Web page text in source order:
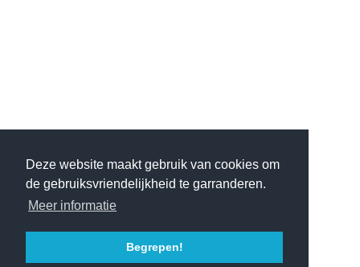
Deze website maakt gebruik van cookies om
de gebruiksvriendelijkheid te garranderen.
Meer informatie
Begrepen!